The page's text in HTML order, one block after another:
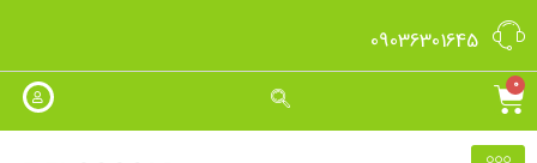
09036301645
0